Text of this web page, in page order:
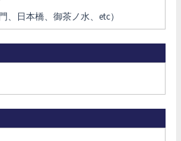
、日本橋、御茶ノ水、etc）